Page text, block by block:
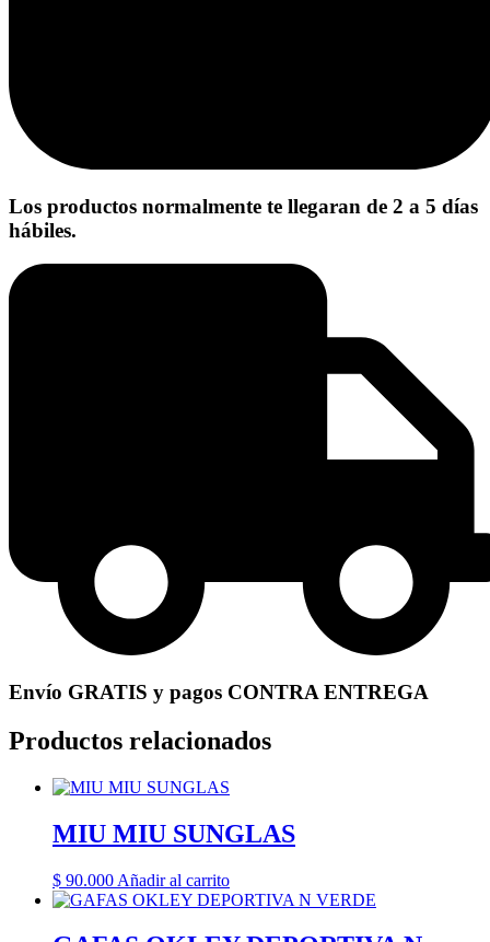
Los productos normalmente te llegaran de 2 a 5 días
hábiles.
Envío GRATIS y pagos CONTRA ENTREGA
Productos relacionados
MIU MIU SUNGLAS
$ 90.000 Añadir al carrito